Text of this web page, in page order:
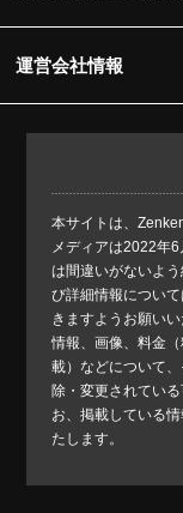
運営会社情報
本サイトは、
メディアは2022年
は間違いがないよ
び詳細情報につい
きますようお願い
情報、画像、料金
載）などについて
除・変更されてい
お、掲載している
たします。